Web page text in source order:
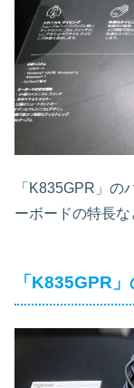
「K835GPR」の
ーボードの特長な
「K835GPR